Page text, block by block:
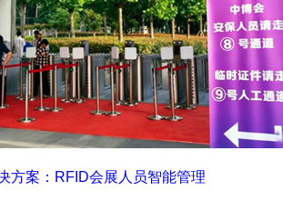
方案：RFID会展人员智能管理